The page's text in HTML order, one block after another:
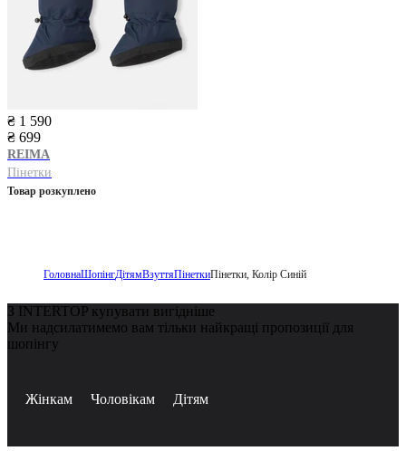
₴ 1 590
₴ 699
REIMA
Пінетки
Товар розкуплено
ГоловнаШопінгДітямВзуттяПінеткиПінетки, Колір Синій
З INTERTOP купувати вигідніше
Ми надсилатимемо вам тільки найкращі пропозиції для
шопінгу
Жінкам Чоловікам Дітям